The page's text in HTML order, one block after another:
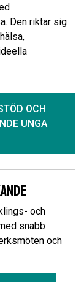
Den riktar sig
OCH
UNGA
och
snabb
och